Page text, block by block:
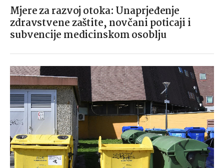
Mjere za razvoj otoka: Unaprjeđenje
zdravstvene zaštite, novčani poticaji i
subvencije medicinskom osoblju